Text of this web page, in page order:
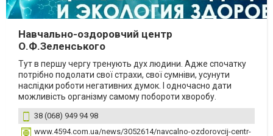
Навчально-оздоровчий центр
О.Ф.Зеленського
Тут в першу чергу тренують дух людини. Адже спочатку
потрібно подолати свої страхи, свої сумніви, усунути
наслідки роботи негативних думок. І одночасно дати
можливість організму самому побороти хворобу.
38 (068) 949 94 98
www.4594.com.ua/news/3052614/navcalno-ozdorovcij-centr-